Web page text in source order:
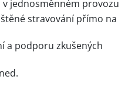
jednosměnném provozu
stravování přímo na
a podporu zkušených